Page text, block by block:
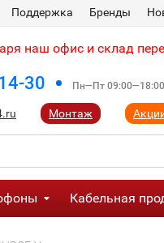
Поддержка Бренды
наш офис и склад
30 Пн—Пт 09:00—18:00
Монтаж
Кабельная